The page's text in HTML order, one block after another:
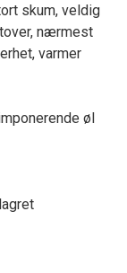
skum, veldig
nærmest
varmer
øl